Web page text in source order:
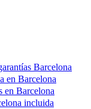
Barcelona
en Barcelona
en Barcelona
incluida